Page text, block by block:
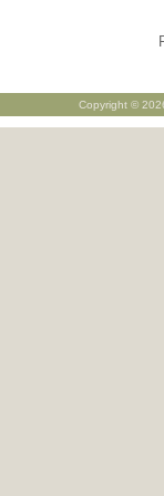
Copyright ©